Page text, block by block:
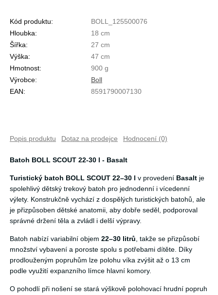
Kód produktu:
BOLL_125500076
Hloubka:
18 cm
Šířka:
27 cm
Výška:
47 cm
Hmotnost:
900 g
Výrobce:
Boll
EAN:
8591790007130
Popis produktu Dotaz na prodejce Hodnocení (0)
Batoh BOLL SCOUT 22-30 l - Basalt
Turistický batoh BOLL SCOUT 22–30 l v provedení Basalt je
spolehlivý dětský trekový batoh pro jednodenní i vícedenní
výlety. Konstrukčně vychází z dospělých turistických batohů, ale
je přizpůsoben dětské anatomii, aby dobře seděl, podporoval
správné držení těla a zvládl i delší výpravy.
Batoh nabízí variabilní objem 22–30 litrů, takže se přizpůsobí
množství vybavení a poroste spolu s potřebami dítěte. Díky
prodlouženým popruhům lze polohu víka zvýšit až o 13 cm
podle využití expanzního límce hlavní komory.
O pohodlí při nošení se stará výškově polohovací hrudní popruh